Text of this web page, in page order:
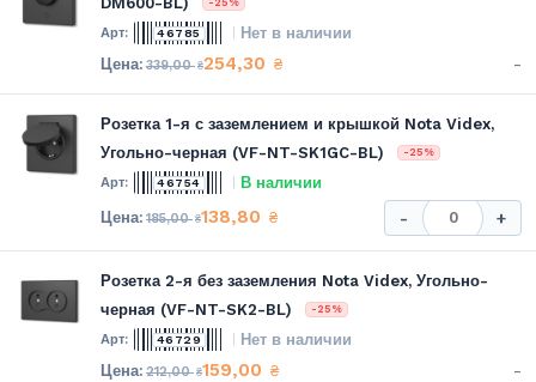
-25%
46785 Нет в наличии
339,00₴254,30 ₴ -
Розетка 1-я с заземлением и крышкой Nota Videx,
Угольно-черная (VF-NT-SK1GC-BL)
-25%
46754 В наличии
185,00₴138,80 ₴ - +
Розетка 2-я без заземления Nota Videx, Угольно-
черная (VF-NT-SK2-BL)
-25%
46729 Нет в наличии
212,00₴159,00 ₴ -